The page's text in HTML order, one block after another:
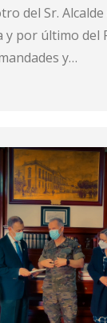
del Sr.
y por último del
y…